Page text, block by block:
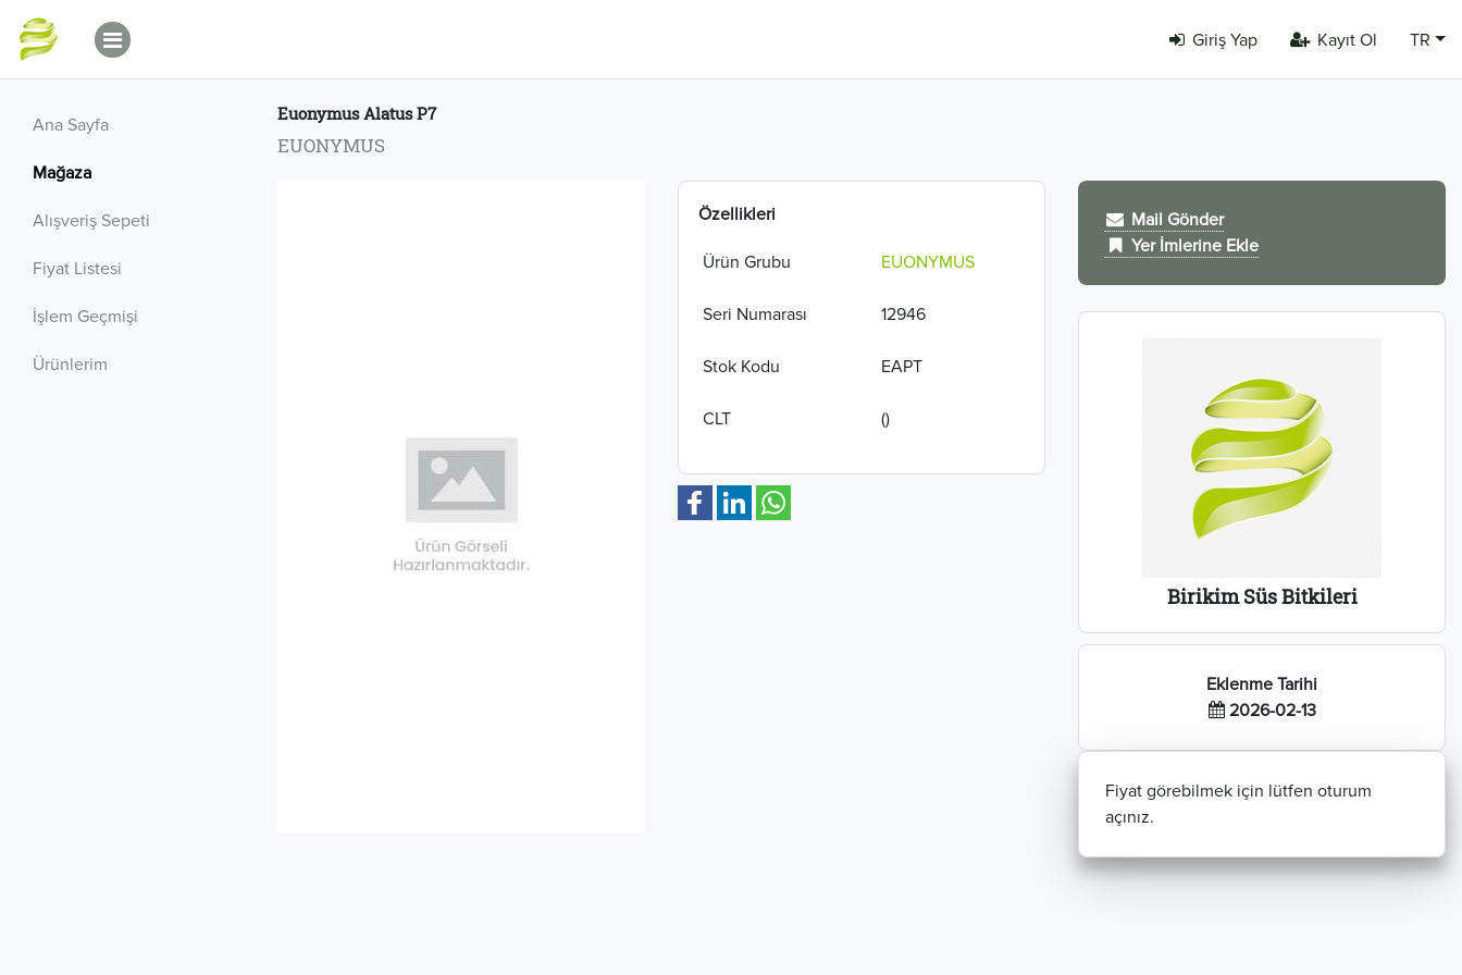
Ana Sayfa
Mağaza
Alışveriş Sepeti
Fiyat Listesi
İşlem Geçmişi
Ürünlerim
Giriş Yap Kayıt Ol TR
Euonymus Alatus P7
EUONYMUS
Özellikleri
Ürün Grubu EUONYMUS
Seri Numarası 12946
Stok Kodu EAPT
CLT ()
Mail Gönder
Yer İmlerine Ekle
Birikim Süs Bitkileri
Eklenme Tarihi
2026-02-13
Fiyat görebilmek için lütfen oturum
açınız.